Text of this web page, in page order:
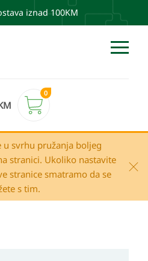
iznad 100KM
0
u svrhu pružanja boljeg
stranici. Ukoliko nastavite
stranice smatramo da se
s tim.